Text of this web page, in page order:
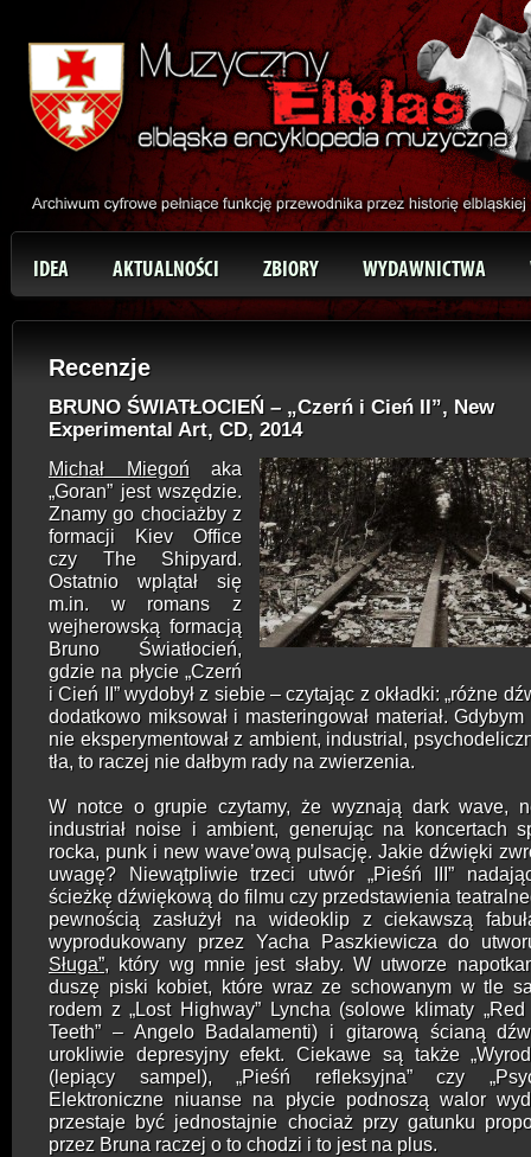
IDEA AKTUALNOŚCI ZBIORY WYDAWNICTWA
Recenzje
BRUNO ŚWIATŁOCIEŃ – „Czerń i Cień II”, New
Experimental Art, CD, 2014
Michał Miegońaka
„Goran” jest wszędzie.
Znamy go chociażby z
formacji Kiev Office
czy The Shipyard.
Ostatnio wplątał się
m.in. w romans z
wejherowską formacją
Bruno Światłocień,
gdzie na płycie „Czerń
i Cień II” wydobył z siebie – czytając z okładki: „różne
dodatkowo miksował i masteringował materiał.
nie eksperymentował z ambient, industrial,
tła, to raczej nie dałbym rady na zwierzenia.
W notce o grupie czytamy, że wyznają dark wave,
industriał noise i ambient, generując na koncertach
rocka, punk i new wave’ową pulsację. Jakie dźwięki
uwagę? Niewątpliwie trzeci utwór „Pieśń III”
ścieżkę dźwiękową do filmu czy przedstawienia
pewnością zasłużył na wideoklip z ciekawszą
wyprodukowany przez Yacha Paszkiewicza do
Sługa”, który wg mnie jest słaby. W utworze
duszę piski kobiet, które wraz ze schowanym w tle
rodem z „Lost Highway” Lyncha (solowe klimaty
Teeth” – Angelo Badalamenti) i gitarową ścianą
urokliwie depresyjny efekt. Ciekawe są także
(lepiący sampel), „Pieśń refleksyjna” czy
Elektroniczne niuanse na płycie podnoszą walor
przestaje być jednostajnie chociaż przy gatunku
przez Bruna raczej o to chodzi i to jest na plus.